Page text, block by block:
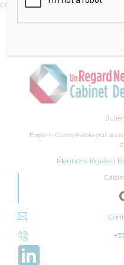
CATÉGORIE :IMPÔTS
Expert-Comptable qui
Mentions légales|